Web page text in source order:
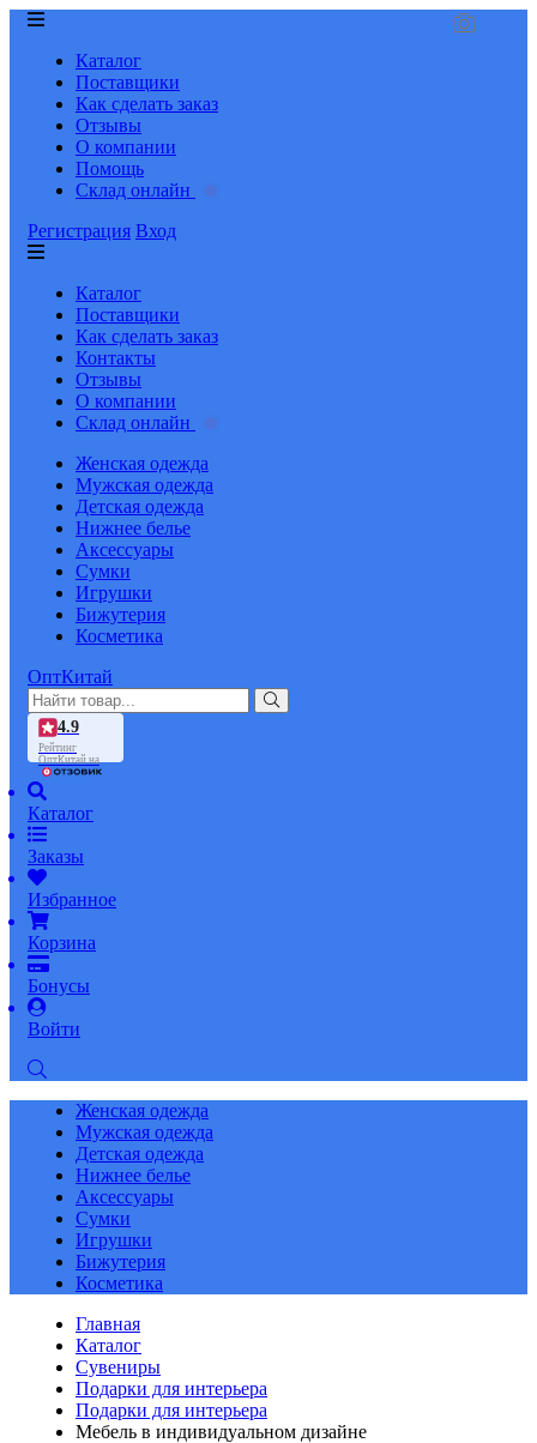
Каталог
Поставщики
Как сделать заказ
Отзывы
О компании
Помощь
Склад онлайн
Регистрация Вход
Каталог
Поставщики
Как сделать заказ
Контакты
Отзывы
О компании
Склад онлайн
Женская одежда
Мужская одежда
Детская одежда
Нижнее белье
Аксессуары
Сумки
Игрушки
Бижутерия
Косметика
ОптКитай
4.9
Рейтинг
ОптКитай на
Каталог
Заказы
Избранное
Корзина
Бонусы
Войти
Женская одежда
Мужская одежда
Детская одежда
Нижнее белье
Аксессуары
Сумки
Игрушки
Бижутерия
Косметика
Главная
Каталог
Сувениры
Подарки для интерьера
Подарки для интерьера
Мебель в индивидуальном дизайне